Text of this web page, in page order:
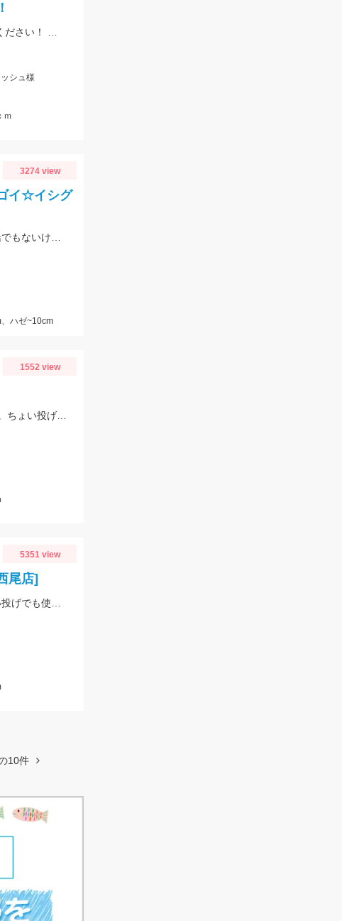
シュ様
ｍ
3274 view
イ☆イシグ
ハゼ~10cm
1552 view
5351 view
尾店]
10件